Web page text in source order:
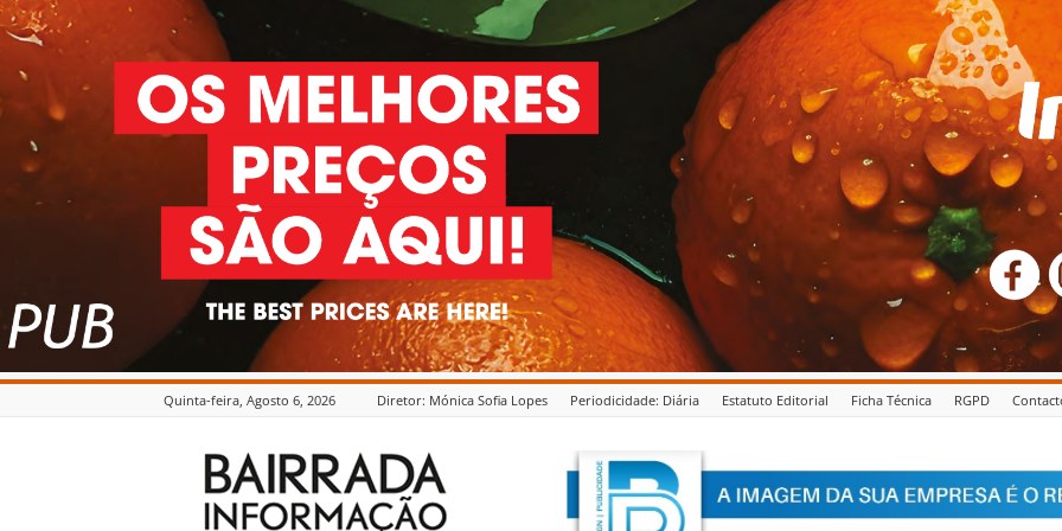
Quinta-feira, Agosto 6, 2026 Diretor: Mónica Sofia Lopes Periodicidade: Diária Estatuto Editorial Ficha Técnica RGPD
Bairrada
Informação